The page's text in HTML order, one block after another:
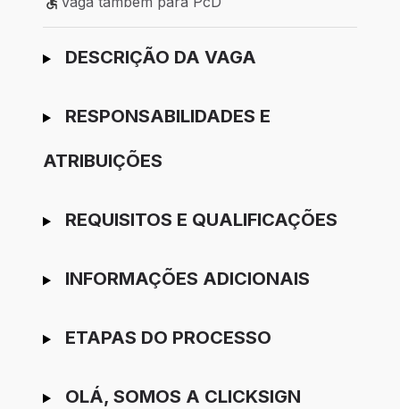
Vaga também para PcD
Ir para candidatura
DESCRIÇÃO DA VAGA
RESPONSABILIDADES E
ATRIBUIÇÕES
REQUISITOS E QUALIFICAÇÕES
INFORMAÇÕES ADICIONAIS
ETAPAS DO PROCESSO
OLÁ, SOMOS A CLICKSIGN